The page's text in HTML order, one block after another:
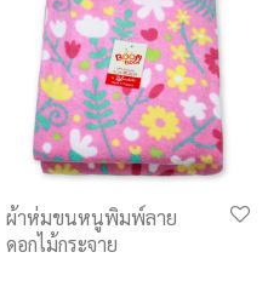
ผ้าห่มขนหนูพิมพ์ลาย
ดอกไม้กระจาย